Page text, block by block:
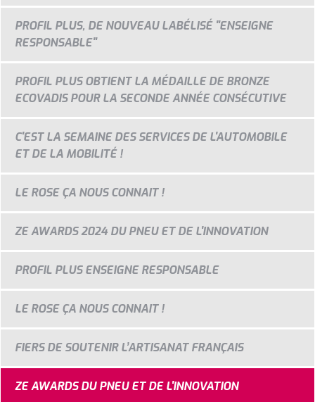
PROFIL PLUS, DE NOUVEAU LABÉLISÉ "ENSEIGNE
RESPONSABLE"
PROFIL PLUS OBTIENT LA MÉDAILLE DE BRONZE
ECOVADIS POUR LA SECONDE ANNÉE CONSÉCUTIVE
C'EST LA SEMAINE DES SERVICES DE L'AUTOMOBILE
ET DE LA MOBILITÉ !
LE ROSE ÇA NOUS CONNAIT !
ZE AWARDS 2024 DU PNEU ET DE L'INNOVATION
PROFIL PLUS ENSEIGNE RESPONSABLE
LE ROSE ÇA NOUS CONNAIT !
FIERS DE SOUTENIR L’ARTISANAT FRANÇAIS
ZE AWARDS DU PNEU ET DE L'INNOVATION